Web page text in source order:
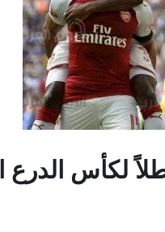
لكأس الدرع